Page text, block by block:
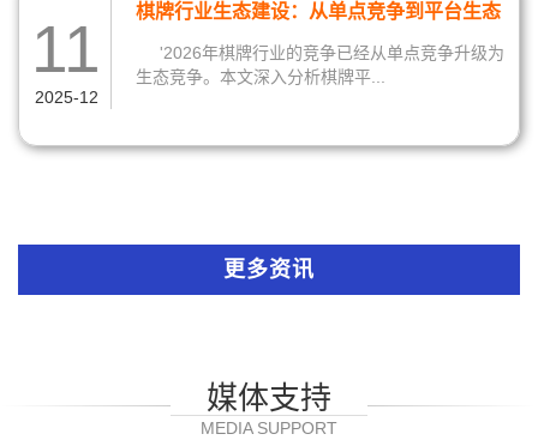
11
2025-12
棋牌行业生态建设：从单点竞争到平台生态
的战略升级
'2026年棋牌行业的竞争已经从单点竞争升级为
生态竞争。本文深入分析棋牌平...
更多资讯
媒体支持
MEDIA SUPPORT